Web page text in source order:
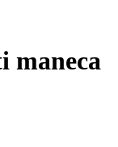
maneca